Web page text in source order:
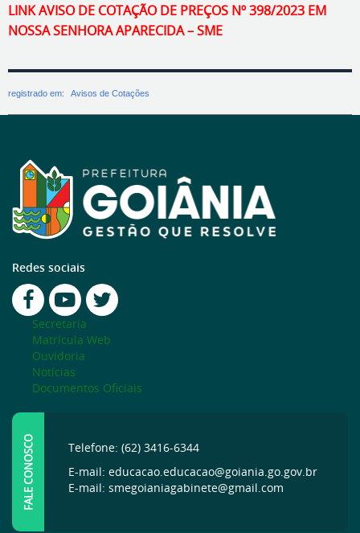
LINK AVISO DE COTAÇÃO DE PREÇOS Nº 398/2023 EM
NOSSA SENHORA APARECIDA – SME
registrado em: Avisos de Cotações
Redes sociais
Secretaria
Matrícula Web
Ouvidoria
Notícias
Documentos Oficiais
FALE CONOSCO
Telefone: (62) 3416-6344
E-mail: educacao.educacao@goiania.go.gov.br
E-mail: smegoianiagabinete@gmail.com